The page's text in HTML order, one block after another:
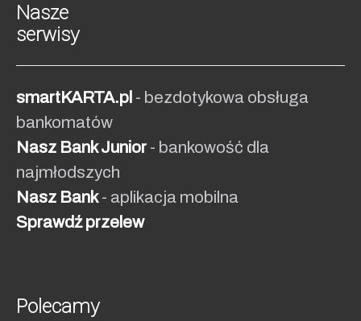
Nasze
serwisy
smartKARTA.pl - bezdotykowa obsługa
bankomatów
Nasz Bank Junior - bankowość dla
najmłodszych
Nasz Bank- aplikacja mobilna
Sprawdź przelew
Polecamy